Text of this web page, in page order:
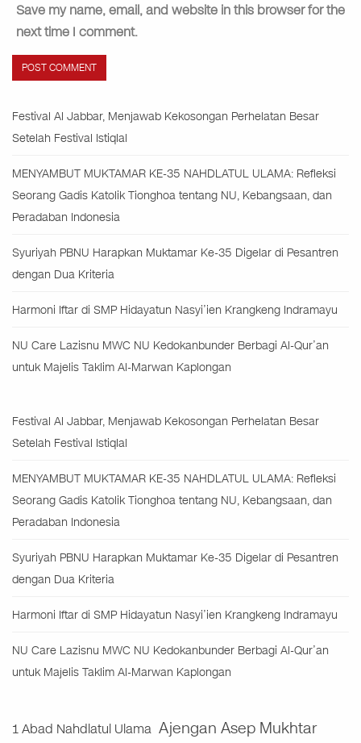
Save my name, email, and website in this browser for the
next time I comment.
Festival Al Jabbar, Menjawab Kekosongan Perhelatan Besar
Setelah Festival Istiqlal
MENYAMBUT MUKTAMAR KE-35 NAHDLATUL ULAMA: Refleksi
Seorang Gadis Katolik Tionghoa tentang NU, Kebangsaan, dan
Peradaban Indonesia
Syuriyah PBNU Harapkan Muktamar Ke-35 Digelar di Pesantren
dengan Dua Kriteria
Harmoni Iftar di SMP Hidayatun Nasyi’ien Krangkeng Indramayu
NU Care Lazisnu MWC NU Kedokanbunder Berbagi Al-Qur’an
untuk Majelis Taklim Al-Marwan Kaplongan
Festival Al Jabbar, Menjawab Kekosongan Perhelatan Besar
Setelah Festival Istiqlal
MENYAMBUT MUKTAMAR KE-35 NAHDLATUL ULAMA: Refleksi
Seorang Gadis Katolik Tionghoa tentang NU, Kebangsaan, dan
Peradaban Indonesia
Syuriyah PBNU Harapkan Muktamar Ke-35 Digelar di Pesantren
dengan Dua Kriteria
Harmoni Iftar di SMP Hidayatun Nasyi’ien Krangkeng Indramayu
NU Care Lazisnu MWC NU Kedokanbunder Berbagi Al-Qur’an
untuk Majelis Taklim Al-Marwan Kaplongan
1 Abad Nahdlatul Ulama Ajengan Asep Mukhtar